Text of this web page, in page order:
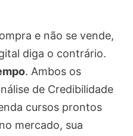
e não se vende,
diga o contrário.
. Ambos os
de Credibilidade
cursos prontos
mercado, sua